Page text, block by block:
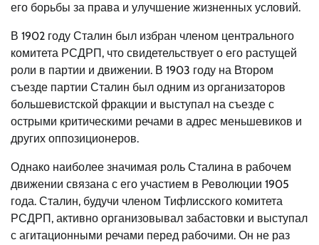
его борьбы за права и улучшение жизненных условий.
В 1902 году Сталин был избран членом центрального
комитета РСДРП, что свидетельствует о его растущей
роли в партии и движении. В 1903 году на Втором
съезде партии Сталин был одним из организаторов
большевистской фракции и выступал на съезде с
острыми критическими речами в адрес меньшевиков и
других оппозиционеров.
Однако наиболее значимая роль Сталина в рабочем
движении связана с его участием в Революции 1905
года. Сталин, будучи членом Тифлисского комитета
РСДРП, активно организовывал забастовки и выступал
с агитационными речами перед рабочими. Он не раз